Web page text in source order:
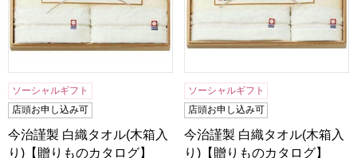
ソーシャルギフト
店頭お申し込み可
今治謹製 白織タオル(木箱入
り)【贈りものカタログ】
ソーシャルギフト
店頭お申し込み可
今治謹製 白織タオル(木箱入
り)【贈りものカタログ】